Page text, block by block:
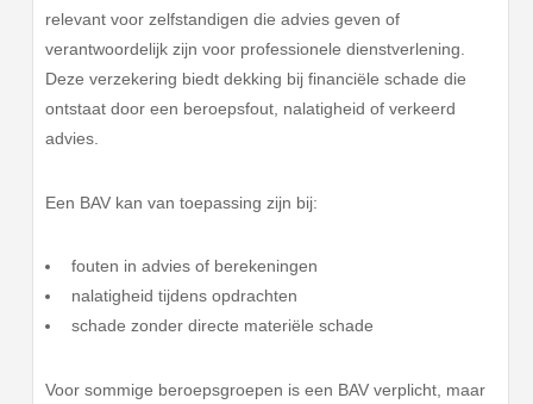
relevant voor zelfstandigen die advies geven of
verantwoordelijk zijn voor professionele dienstverlening.
Deze verzekering biedt dekking bij financiële schade die
ontstaat door een beroepsfout, nalatigheid of verkeerd
advies.
Een BAV kan van toepassing zijn bij:
fouten in advies of berekeningen
nalatigheid tijdens opdrachten
schade zonder directe materiële schade
Voor sommige beroepsgroepen is een BAV verplicht, maar